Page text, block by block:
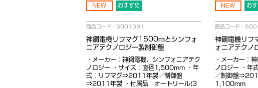
NEW おすすめ
商品コード：S001391
神鋼電機リフマグ1500㎜とシンフォ
ニアテクノロジー製制御盤
・メーカー：神鋼電機、シンフォニアテク
ノロジー ・サイズ：直径1,500mm ・年
式：リフマグ⇒2011年製／制御盤
⇒2011年製 ・付属品 オートリール(3
NEW お
商品コード：
神鋼電機リ
ォニアテクノ
・メーカー：
ノロジー ・
／制御盤
1,100mm